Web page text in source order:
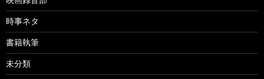
時事ネタ
書籍執筆
未分類